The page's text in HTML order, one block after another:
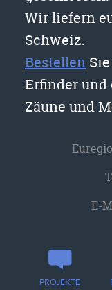
Wir liefern
Schweiz.
Bestellen
Erfinder und
Zäune und
E-
PROJEKTE